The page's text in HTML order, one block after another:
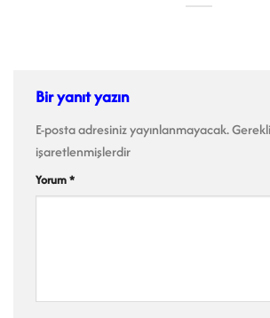
Bir yanıt yazın
E-posta adresiniz yayınlanmayacak.
işaretlenmişlerdir
Yorum*